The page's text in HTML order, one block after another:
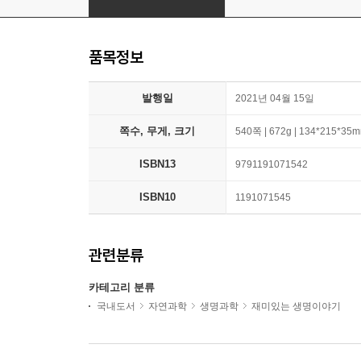
품목정보
발행일 2021년 04월 15일
쪽수, 무게, 크기 540쪽 | 672g |
ISBN13 9791191071542
ISBN10 1191071545
관련분류
카테고리 분류
국내도서 자연과학 생명과학 재미있는 생명이야기